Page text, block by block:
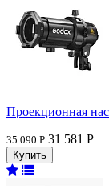
Проекционная
35 090 Р 31 581 Р